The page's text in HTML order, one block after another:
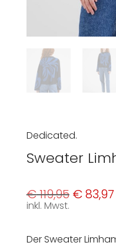
Dedicated.
Sweater
€119,95
€ 119,95
€83,97
inkl. Mwst.
Der Sweater